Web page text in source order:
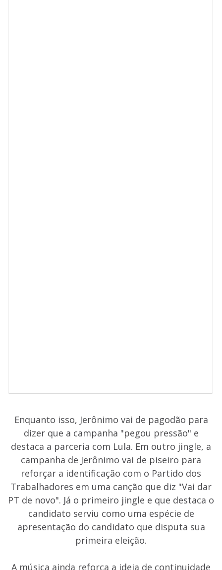
Enquanto isso, Jerônimo vai de pagodão para
dizer que a campanha "pegou pressão" e
destaca a parceria com Lula. Em outro jingle, a
campanha de Jerônimo vai de piseiro para
reforçar a identificação com o Partido dos
Trabalhadores em uma canção que diz "Vai dar
PT de novo". Já o primeiro jingle e que destaca o
candidato serviu como uma espécie de
apresentação do candidato que disputa sua
primeira eleição.
A música ainda reforça a ideia de continuidade